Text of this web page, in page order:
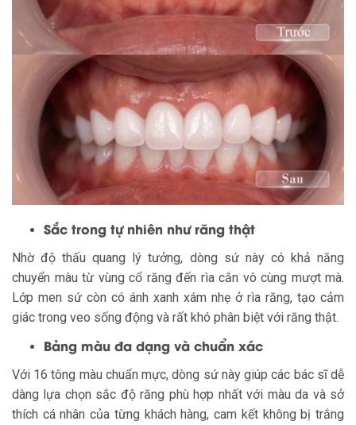
Sắc trong tự nhiên như răng thật
Nhờ độ thấu quang lý tưởng, dòng sứ này có khả năng
chuyển màu từ vùng cổ răng đến rìa cắn vô cùng mượt mà.
Lớp men sứ còn có ánh xanh xám nhẹ ở rìa răng, tạo cảm
giác trong veo sống động và rất khó phân biệt với răng thật.
Bảng màu đa dạng và chuẩn xác
Với 16 tông màu chuẩn mực, dòng sứ này giúp các bác sĩ dễ
dàng lựa chọn sắc độ răng phù hợp nhất với màu da và sở
thích cá nhân của từng khách hàng, cam kết không bị trắng